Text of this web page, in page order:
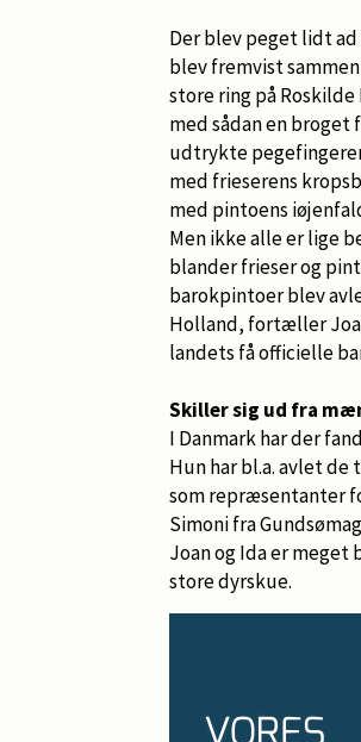
Der blev peget lidt
blev fremvist
store ring på
med sådan en broget
udtrykte
med frieserens
med pintoens
Men ikke alle er lige
blander frieser og
barokpintoer blev
Holland, fortæller
landets få officielle
Skiller sig ud fra
I Danmark har der
Hun har bl.a. avlet
som repræsentanter
Simoni fra
Joan og Ida er
store dyrskue.